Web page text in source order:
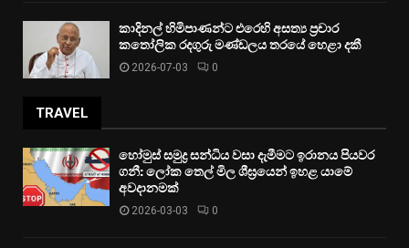
කාදිනල් හිමිපාණන්ට එරෙහි අසත්‍ය ප්‍රචාර
කතෝලික රදගුරු මණ්ඩලය තරයේ හෙළා දකී
2026-07-03 0
TRAVEL
හෝමුස් සමුද්‍ර සන්ධිය වසා දැමීමට ඉරානය පියවර
ගනී: ලෝක තෙල් මිල ශීඝ්‍රයෙන් ඉහළ යාමේ
අවදානමක්
2026-03-03 0